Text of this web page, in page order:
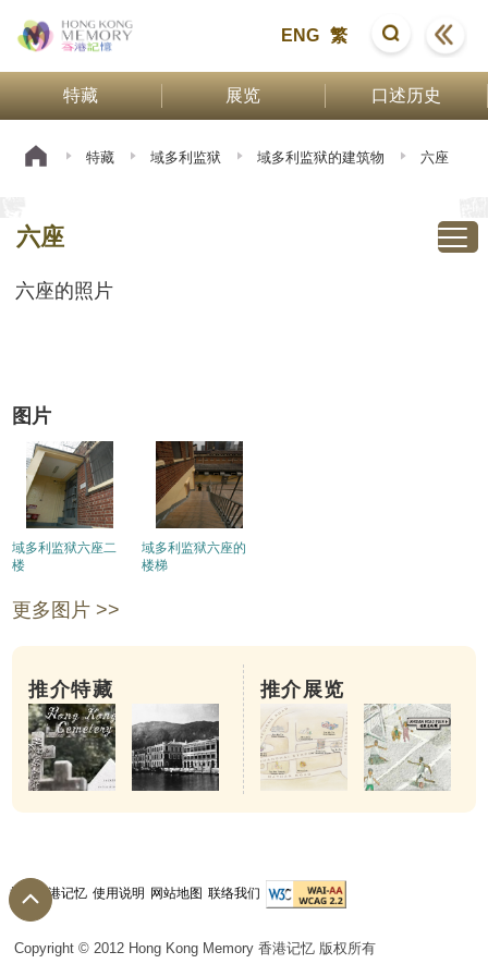
ENG 繁
特藏 展览 口述历史
特藏 域多利监狱 域多利监狱的建筑物 六座
六座
六座的照片
图片
域多利监狱六座二
楼
域多利监狱六座的
楼梯
更多图片 >>
推介特藏 推介展览
关于香港记忆 使用说明 网站地图 联络我们
Copyright © 2012 Hong Kong Memory 香港记忆 版权所有